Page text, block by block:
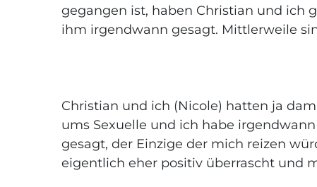
gegangen ist, haben Christian und ich
ihm irgendwann gesagt. Mittlerweile
Christian und ich (Nicole) hatten ja
ums Sexuelle und ich habe
gesagt, der Einzige der mich reizen
eigentlich eher positiv überrascht und